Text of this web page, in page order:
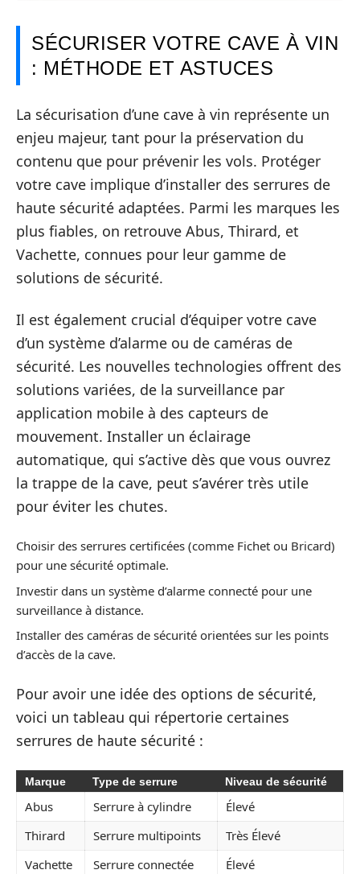
SÉCURISER VOTRE CAVE À VIN
: MÉTHODE ET ASTUCES
La sécurisation d’une cave à vin représente un
enjeu majeur, tant pour la préservation du
contenu que pour prévenir les vols. Protéger
votre cave implique d’installer des serrures de
haute sécurité adaptées. Parmi les marques les
plus fiables, on retrouve Abus, Thirard, et
Vachette, connues pour leur gamme de
solutions de sécurité.
Il est également crucial d’équiper votre cave
d’un système d’alarme ou de caméras de
sécurité. Les nouvelles technologies offrent des
solutions variées, de la surveillance par
application mobile à des capteurs de
mouvement. Installer un éclairage
automatique, qui s’active dès que vous ouvrez
la trappe de la cave, peut s’avérer très utile
pour éviter les chutes.
Choisir des serrures certificées (comme Fichet ou Bricard)
pour une sécurité optimale.
Investir dans un système d’alarme connecté pour une
surveillance à distance.
Installer des caméras de sécurité orientées sur les points
d’accès de la cave.
Pour avoir une idée des options de sécurité,
voici un tableau qui répertorie certaines
serrures de haute sécurité :
Marque Type de serrure Niveau de sécurité
Abus Serrure à cylindre
Élevé
Thirard
Serrure multipoints
Très Élevé
Vachette
Serrure connectée Élevé